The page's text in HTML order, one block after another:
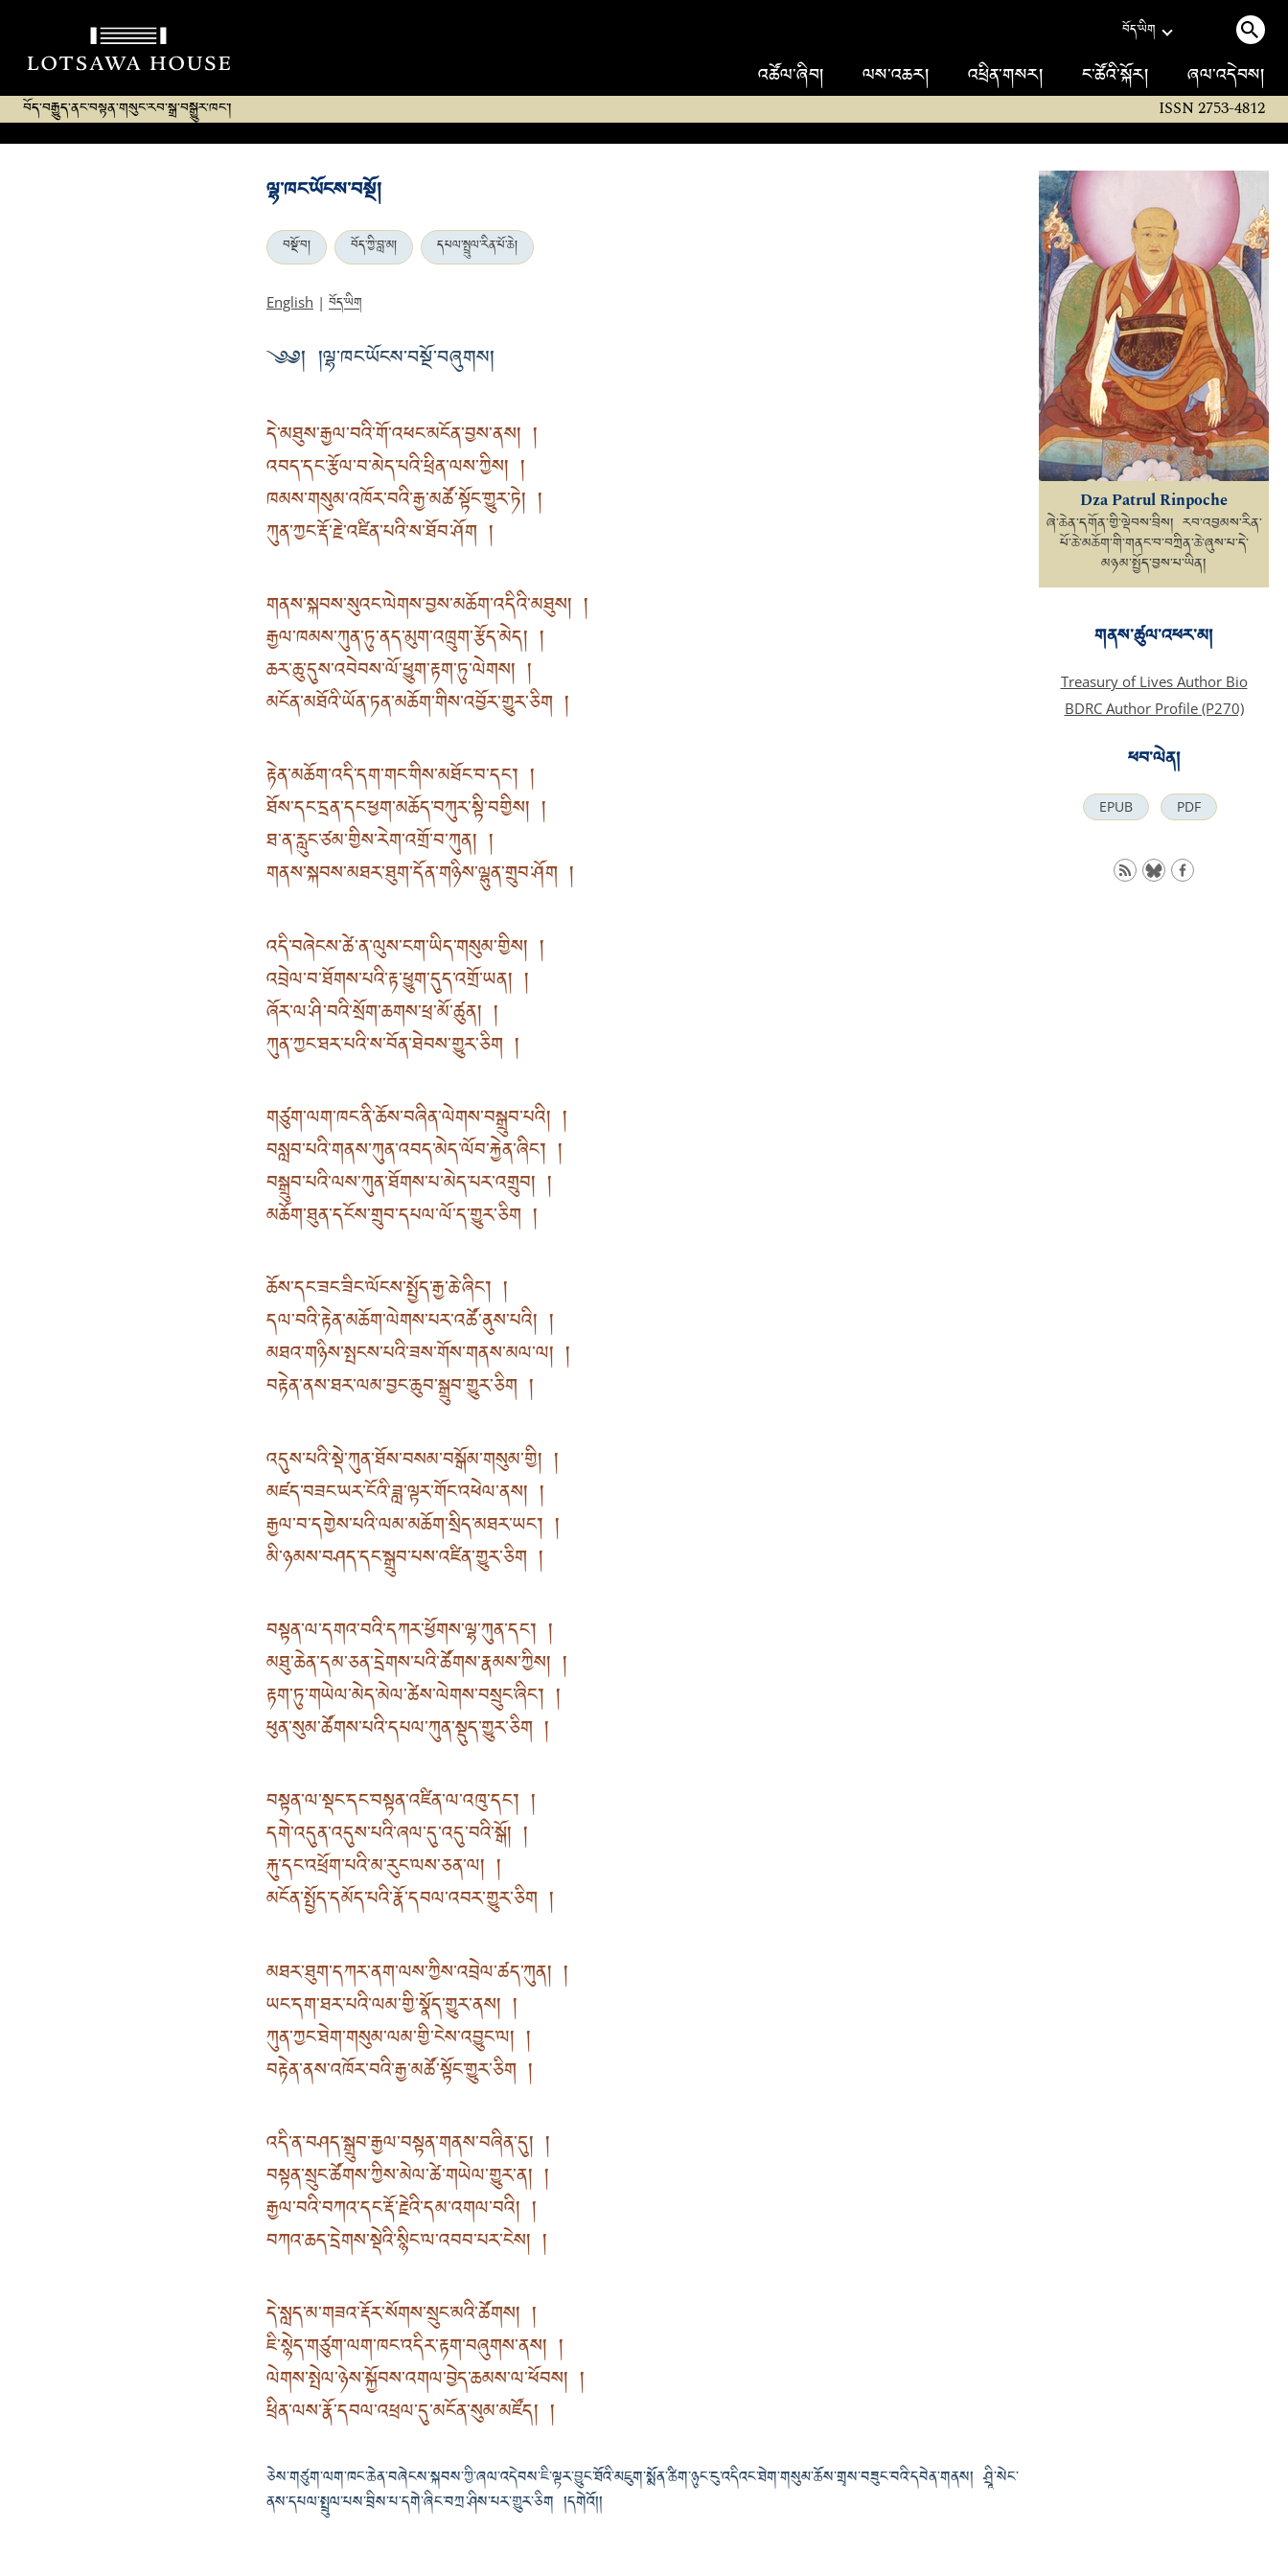
བོད་ཡིག
འཚོལ་ཞིབ། ལས་འཆར། འཕྲིན་གསར། ང་ཚོའི་སྐོར། ཞལ་འདེབས།
བོད་བརྒྱུད་ནང་བསྟན་གསུང་རབ་སྒྲ་བསྒྱུར་ཁང་། ISSN 2753-4812
ལྷ་ཁང་ཡོངས་བསྔོ།
བསྔོ་བ། བོད་ཀྱི་བླ་མ། དཔལ་སྤྲུལ་རིན་པོ་ཆེ།
English | བོད་ཡིག
༄༅། །ལྷ་ཁང་ཡོངས་བསྔོ་བཞུགས།
དེ་མཐུས་རྒྱལ་བའི་གོ་འཕང་མངོན་བྱས་ནས། །
འབད་དང་རྩོལ་བ་མེད་པའི་ཕྲིན་ལས་ཀྱིས། །
ཁམས་གསུམ་འཁོར་བའི་རྒྱ་མཚོ་སྟོང་གྱུར་ཏེ། །
ཀུན་ཀྱང་རྡོ་རྗེ་འཛིན་པའི་ས་ཐོབ་ཤོག །
གནས་སྐབས་སུའང་ལེགས་བྱས་མཆོག་འདིའི་མཐུས། །
རྒྱལ་ཁམས་ཀུན་ཏུ་ནད་མུག་འཁྲུག་རྩོད་མེད། །
ཆར་ཆུ་དུས་འབེབས་ལོ་ཕྱུག་རྟག་ཏུ་ལེགས། །
མངོན་མཐོའི་ཡོན་ཏན་མཆོག་གིས་འབྱོར་གྱུར་ཅིག །
རྟེན་མཆོག་འདི་དག་གང་གིས་མཐོང་བ་དང་། །
ཐོས་དང་དྲན་དང་ཕྱག་མཆོད་བཀུར་སྟི་བགྱིས། །
ཐ་ན་རླུང་ཙམ་གྱིས་རེག་འགྲོ་བ་ཀུན། །
གནས་སྐབས་མཐར་ཐུག་དོན་གཉིས་ལྷུན་གྲུབ་ཤོག །
འདི་བཞེངས་ཚེ་ན་ལུས་ངག་ཡིད་གསུམ་གྱིས། །
འབྲེལ་བ་ཐོགས་པའི་རྟ་ཕྱུག་དུད་འགྲོ་ཡན། །
ཞོར་ལ་ཤི་བའི་སྲོག་ཆགས་ཕྲ་མོ་ཚུན། །
ཀུན་ཀྱང་ཐར་པའི་ས་བོན་ཐེབས་གྱུར་ཅིག །
གཙུག་ལག་ཁང་ནི་ཆོས་བཞིན་ལེགས་བསྒྲུབ་པའི། །
བསླབ་པའི་གནས་ཀུན་འབད་མེད་ལོབ་རྐྱེན་ཞིང་། །
བསྒྲུབ་པའི་ལས་ཀུན་ཐོགས་པ་མེད་པར་འགྲུབ། །
མཆོག་ཐུན་དངོས་གྲུབ་དཔལ་ལོ་ད་གྱུར་ཅིག །
ཆོས་དང་ཟང་ཟིང་ལོངས་སྤྱོད་རྒྱ་ཆེ་ཞིང་། །
དལ་བའི་རྟེན་མཆོག་ལེགས་པར་འཚོ་ནུས་པའི། །
མཐའ་གཉིས་སྤངས་པའི་ཟས་གོས་གནས་མལ་ལ། །
བརྟེན་ནས་ཐར་ལམ་བྱང་ཆུབ་སྒྲུབ་གྱུར་ཅིག །
འདུས་པའི་སྡེ་ཀུན་ཐོས་བསམ་བསྒོམ་གསུམ་གྱི། །
མཛད་བཟང་ཡར་ངོའི་ཟླ་ལྟར་གོང་འཕེལ་ནས། །
རྒྱལ་བ་དགྱེས་པའི་ལམ་མཆོག་སྲིད་མཐར་ཡང་། །
མི་ཉམས་བཤད་དང་སྒྲུབ་པས་འཛིན་གྱུར་ཅིག །
བསྟན་ལ་དགའ་བའི་དཀར་ཕྱོགས་ལྷ་ཀུན་དང་། །
མཐུ་ཆེན་དམ་ཅན་དྲེགས་པའི་ཚོགས་རྣམས་ཀྱིས། །
རྟག་ཏུ་གཡེལ་མེད་མེལ་ཚེས་ལེགས་བསྲུང་ཞིང་། །
ཕུན་སུམ་ཚོགས་པའི་དཔལ་ཀུན་སྡུད་གྱུར་ཅིག །
བསྟན་ལ་སྡང་དང་བསྟན་འཛིན་ལ་འཁུ་དང་། །
དགེ་འདུན་འདུས་པའི་ཞལ་དུ་འདུ་བའི་སྒོ། །
རྐུ་དང་འཕྲོག་པའི་མ་རུང་ལས་ཅན་ལ། །
མངོན་སྤྱོད་དམོད་པའི་རྣོ་དབལ་འབར་གྱུར་ཅིག །
མཐར་ཐུག་དཀར་ནག་ལས་ཀྱིས་འབྲེལ་ཚད་ཀུན། །
ཡང་དག་ཐར་པའི་ལམ་གྱི་སྣོད་གྱུར་ནས། །
ཀུན་ཀྱང་ཐེག་གསུམ་ལམ་གྱི་ངེས་འབྱུང་ལ། །
བརྟེན་ནས་འཁོར་བའི་རྒྱ་མཚོ་སྟོང་གྱུར་ཅིག །
འདི་ན་བཤད་སྒྲུབ་རྒྱལ་བསྟན་གནས་བཞིན་དུ། །
བསྟན་སྲུང་ཚོགས་ཀྱིས་མེལ་ཚེ་གཡེལ་གྱུར་ན། །
རྒྱལ་བའི་བཀའ་དང་རྡོ་རྗེའི་དམ་འགལ་བའི། །
བཀའ་ཆད་དྲེགས་སྡེའི་སྙིང་ལ་འབབ་པར་ངེས། །
དེ་སླད་མ་གཟའ་རྡོར་སོགས་སྲུང་མའི་ཚོགས། །
ཇི་སྙེད་གཙུག་ལག་ཁང་འདིར་རྟག་བཞུགས་ནས། །
ལེགས་སྤེལ་ཉེས་སྐྱོབས་འགལ་བྱེད་ཆམས་ལ་ཕོབས། །
ཕྲིན་ལས་རྣོ་དབལ་འཕྲལ་དུ་མངོན་སུམ་མཛོད། །
ཅེས་གཙུག་ལག་ཁང་ཆེན་བཞེངས་སྐབས་ཀྱི་ཞལ་འདེབས་ཇི་ལྟར་བྱུང་ཐོའི་མཇུག་སྨོན་ཚིག་ཉུང་ངུ་འདིའང་ཐེག་གསུམ་ཆོས་གྲྭས་བཟུང་བའི་དབེན་གནས། ཤྲཱི་སེང་
ནས་དཔལ་སྤྲུལ་པས་བྲིས་པ་དགེ་ཞིང་བཀྲ་ཤིས་པར་གྱུར་ཅིག །དགེའོ།།
Dza Patrul Rinpoche
ཞེ་ཆེན་དགོན་གྱི་ལྡེབས་བྲིས། རབ་འབྱམས་རིན་
པོ་ཆེ་མཆོག་གི་གནང་བ་བཀྲིན་ཆེ་ཞུས་པ་དེ་
མཉམ་སྤྱོད་བྱས་པ་ཡིན།
གནས་ཚུལ་འཕར་མ།
Treasury of Lives Author Bio
BDRC Author Profile (P270)
ཕབ་ལེན།
EPUB PDF